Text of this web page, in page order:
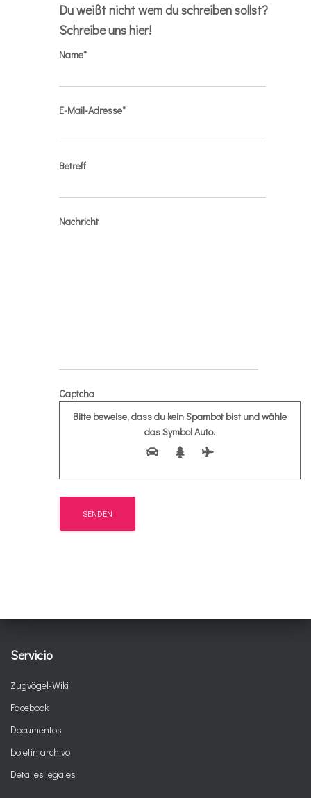
Du weißt nicht wem du schreiben sollst?
Schreibe uns hier!
Name*
E-Mail-Adresse*
Betreff
Nachricht
Captcha
Bitte beweise, dass du kein Spambot bist und wähle
das SymbolAuto.
Servicio
Zugvögel-Wiki
Facebook
Documentos
boletín archivo
Detalles legales